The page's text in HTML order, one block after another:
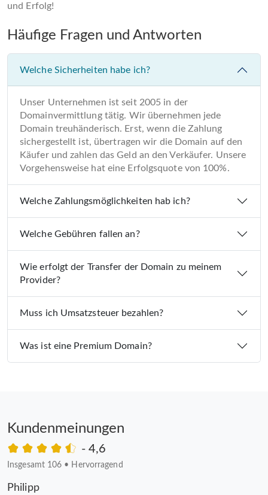
und Erfolg!
Häufige Fragen und Antworten
Welche Sicherheiten habe ich?
Unser Unternehmen ist seit 2005 in der
Domainvermittlung tätig. Wir übernehmen jede
Domain treuhänderisch. Erst, wenn die Zahlung
sichergestellt ist, übertragen wir die Domain auf den
Käufer und zahlen das Geld an den Verkäufer. Unsere
Vorgehensweise hat eine Erfolgsquote von 100%.
Welche Zahlungsmöglichkeiten hab ich?
Welche Gebühren fallen an?
Wie erfolgt der Transfer der Domain zu meinem
Provider?
Muss ich Umsatzsteuer bezahlen?
Was ist eine Premium Domain?
Kundenmeinungen
- 4,6
Insgesamt 106 • Hervorragend
Philipp